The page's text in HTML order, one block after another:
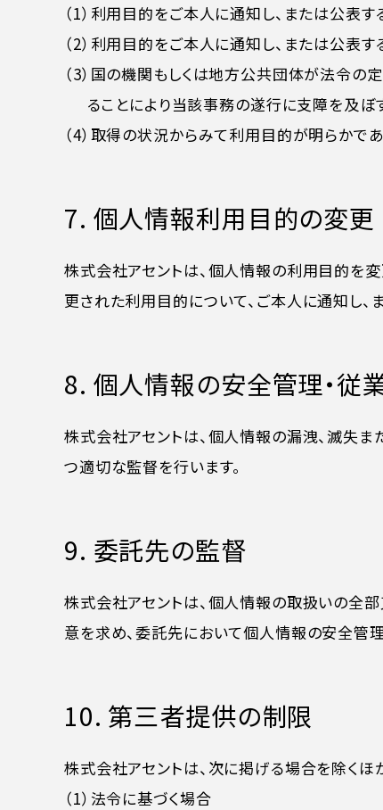
（1）利用目的をご本人に通知し、または公表
（2）利用目的をご本人に通知し、または公表
（3）国の機関もしくは地方公共団体が法令の
ることにより当該事務の遂行に支障を及ぼ
（4）取得の状況からみて利用目的が明らかで
7. 個人情報利用目的の変更
株式会社アセントは、個人情報の利用目的を
更された利用目的について、ご本人に通知し、
8. 個人情報の安全管理・従
株式会社アセントは、個人情報の漏洩、滅失
つ適切な監督を行います。
9. 委託先の監督
株式会社アセントは、個人情報の取扱いの全
意を求め、委託先において個人情報の安全管
10. 第三者提供の制限
株式会社アセントは、次に掲げる場合を除く
（1）法令に基づく場合